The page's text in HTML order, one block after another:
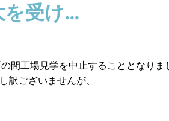
を受け…
間工場見学を中止することとなりま
訳ございませんが、